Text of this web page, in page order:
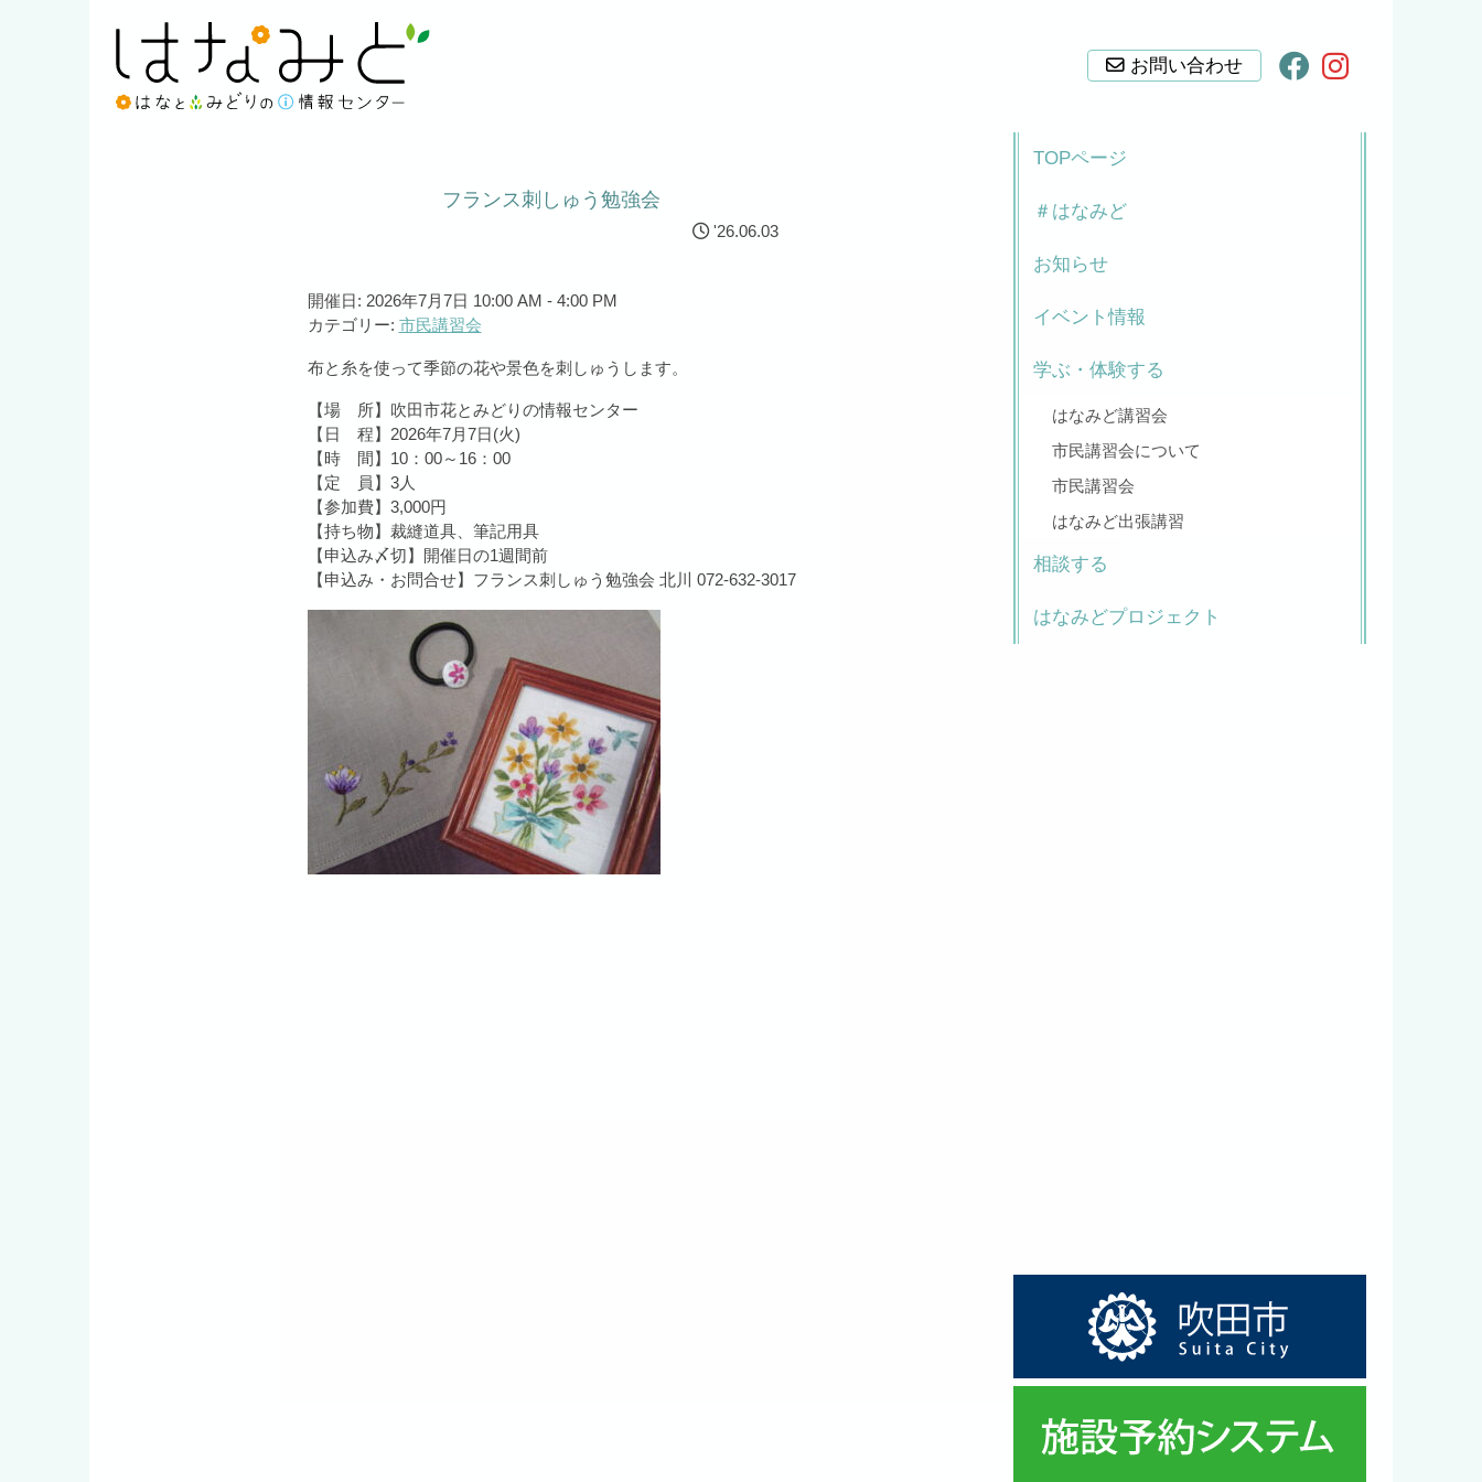
お問い合わせ
フランス刺しゅう勉強会
'26.06.03
開催日: 2026年7月7日 10:00 AM - 4:00 PM
カテゴリー: 市民講習会
布と糸を使って季節の花や景色を刺しゅうします。
【場 所】吹田市花とみどりの情報センター
【日 程】2026年7月7日(火)
【時 間】10：00～16：00
【定 員】3人
【参加費】3,000円
【持ち物】裁縫道具、筆記用具
【申込み〆切】開催日の1週間前
【申込み・お問合せ】フランス刺しゅう勉強会 北川 072-632-3017
TOPページ
＃はなみど
お知らせ
イベント情報
学ぶ・体験する
はなみど講習会
市民講習会について
市民講習会
はなみど出張講習
相談する
はなみどプロジェクト